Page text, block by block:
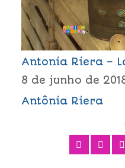
Antonia Riera –
8 de junho de
Antônia Riera